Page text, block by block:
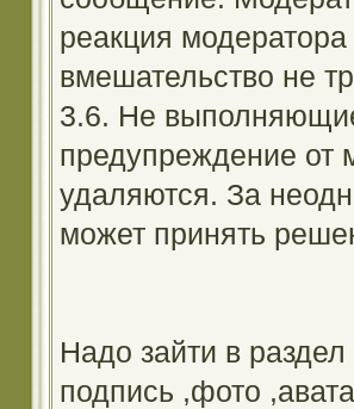
реакция модератора
вмешательство не
3.6. Не
предупреждение от
удаляются. За
может принять
Надо зайти в
подпись ,фото